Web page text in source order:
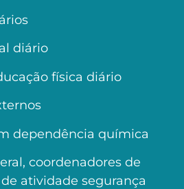
diário
física diário
dependência química
coordenadores de
atividade segurança